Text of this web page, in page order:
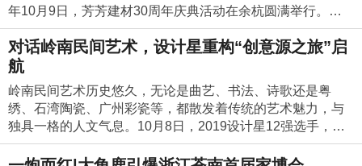
256/13929924900 杨先生
技术标杆性产品，将刷新建陶行业岩板生产工艺和技术的新
高度。跨界出击，领时代之先顺成陶瓷集团拥有三大现代化
陶瓷生产基地，总面积超4000亩，有40条大型专业陶瓷生产
线，年产能超1.2亿平方米。多年来，顺成通过持续引进先进
设备和原材料，配置8000多平方米的科技研究中心及百名专
业设计与技术队伍，不断推进与高校到产学研合作等系列举
措，实现了生产研发高端化、智能化、国际化。新产线催生
新机遇，新设备注入新动能。岩板，凭借卓越的工艺性能，
部基地陶瓷城大角鹿，无处不在！超级战报！10月17日-21日
新开拓12家专卖店陶博会期间，大角鹿新开拓12家专卖店，
截止至10月21日，今年已经新增加190家专卖店。为什么选
择大角鹿？新签约的经销商纷纷表示，经过多方对比、考察
之后，认可大角鹿的产品好、帮扶强，品牌有思路，团队有
执行，经销有力量。2019年，大角鹿全面升级扶商系统，斥
资千万成立大角鹿瓷砖大学，通过有效、系统的课程学习，
帮助经销商解决拓客难题和赢得更大的市场份额，在当地成
为“瓷砖之王”。截止目前，大角鹿瓷砖大学已帮助32位经销商
更为重要，切勿本末倒置。行业的发展需要前瞻性的战略眼
光，需要旁观者的冷静头脑，需要踏踏实实的深耕细作，誉
辉正是如此。致力为全球消费者打造高品质人居生活一直是
誉辉的理念和愿景，以产品为根基核心，以创新为不竭动
力，光环和口碑是誉辉十数年如一日的努力深耕所得。未来
之路，誉辉仍将带着战略的慧眼为合作经销商创造更多佳
绩，把更美好的品质生活带给广大用户。
氛围浓郁！二、文创商学院揭牌成立与此同时，大唐合盛瓷
联盟众多知名高等院校、饰道在线大学平台、线上线下培训
平台与优秀经销商等力量，为终端市场的销量增长、为国潮
瓷砖的原创文化不断赋能！佛山市大唐合盛陶瓷有限公司董
事长兼总经理&MBA管理硕士曾志坚先生出任“文创商学院”院
长大唐合盛瓷砖董事长兼总经理曾志坚（左）与国促会制造
与建筑专业委员会会长金亚范（右）一同为大唐合盛瓷砖文
创商学院揭牌！三、“锦、秀、星、光”系列新品品鉴600x120
机，而且还在行业首创“产品私董会”，为经销商排忧解难，出
挑战。 01行业首创“产品私董会”帮扶经销商，卡米亚不遗余
力自今年4月3日，卡米亚瓷砖产品私董会在长沙正式成立以
来，每一次产品私董会都会根据时下的环境为经销商带来新
的驱动力以及帮扶政策。以10月10日刚刚在延安落幕的卡米
亚瓷砖2020年战略研讨会暨产品私董会第四次（扩大）会议
为例。卡米亚根据如今陶瓷行业经销商面临的挑战，审时度
势，群策群力，与经销商再次凝心聚力，探讨卡米亚瓷砖的
年10月9日，芳芳建材30周年庆典活动在余杭圆满举行。芳
芳建材创始于1989年，于1996年正式成立，杭州余杭最大的
建材市场之一。此次30周年庆典活动不仅是芳芳建材对30年
来发展历程的回顾、对未来战略的思考与展望、更是对每位
选择芳芳建材的新老业主的感恩典礼。接下来一起感受一下
活动现场的火爆情况晚上，芳芳建材30周年答谢晚宴在余杭
开元名都酒店隆重举行。广东顺成陶瓷集团董事长梁有福、
广东顺成陶瓷集团总裁梁德云、顺辉瓷砖营销总经理彭长
对话岭南民间艺术，设计星重构“创意源之旅”启
航
岭南民间艺术历史悠久，无论是曲艺、书法、诗歌还是粤
绣、石湾陶瓷、广州彩瓷等，都散发着传统的艺术魅力，与
独具一格的人文气息。10月8日，2019设计星12强选手，来
到“南国陶都”佛山，深入陶艺展览馆，从设计、艺术、新零售
三个方面，进行了一场别开生面的设计与岭南民间艺术的跨